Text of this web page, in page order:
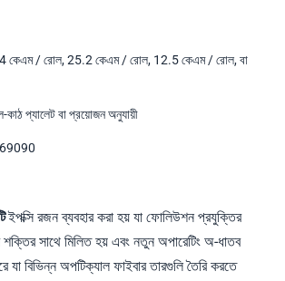
কেএম / রোল, 25.2 কেএম / রোল, 12.5 কেএম / রোল, বা
কাঠ প্যালেট বা প্রয়োজন অনুযায়ী
ইপক্সি রজন ব্যবহার করা হয় যা ফোলিউশন প্রযুক্তির
শক্তির সাথে মিলিত হয় এবং নতুন অপারেটিং অ-ধাতব
যা বিভিন্ন অপটিক্যাল ফাইবার তারগুলি তৈরি করতে